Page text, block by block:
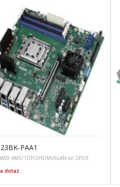
PAA1
AM5/1DP/2HDMI/6LAN w/ 2POE
dotaz